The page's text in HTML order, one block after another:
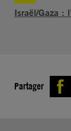
Israël/Gaza :
Partager